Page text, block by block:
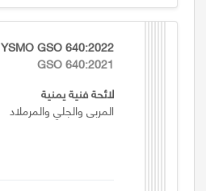
YSMO GSO 640:2022
GSO 640:2021
لائحة فنية يمنية
المربى والجلي والمرملاد